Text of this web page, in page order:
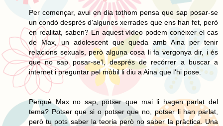
Per començar, avui en dia tothom pensa que sap posar-se
un condó després d'algunes xerrades que ens han fet, però
en realitat, saben? En aquest vídeo podem conéixer el cas
de Max, un adolescent que queda amb Aina per tenir
relacions sexuals, però alguna cosa li fa vergonya dir, i és
que no sap posar-se'l, després de recórrer a buscar a
internet i preguntar pel mòbil li diu a Aina que l'hi pose.
Perquè Max no sap, potser que mai li hagen parlat del
tema? Potser que si o potser que no, potser li han parlat,
però tu pots saber la teoria però no saber la pràctica. Una